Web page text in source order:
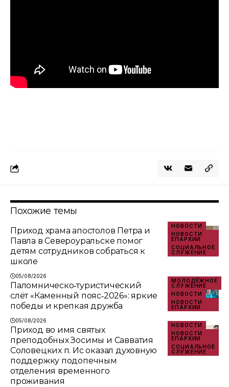
Похожие темы
НОВОСТИ
НОВОСТИ
ЕПАРХИИ
СОЦИАЛЬНОЕ
СЛУЖЕНИЕ
Приход храма апостолов Петра и
Павла в Североуральске помог
детям сотрудников собраться к
школе
05/08/2026
МОЛОДЁЖНОЕ
СЛУЖЕНИЕ
НОВОСТИ
НОВОСТИ
ЕПАРХИИ
Паломническо‑туристический
слёт «Каменный пояс‑2026»: яркие
победы и крепкая дружба
05/08/2026
НОВОСТИ
НОВОСТИ
ЕПАРХИИ
СОЦИАЛЬНОЕ
СЛУЖЕНИЕ
Приход во имя святых
преподобных Зосимы и Савватия
Соловецких п. Ис оказал духовную
поддержку подопечным
отделения временного
проживания